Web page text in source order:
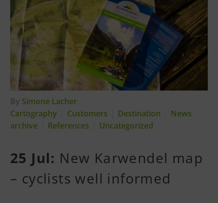
By Simone Lacher
Cartography
Customers Destination
News
archive
References Uncategorized
25 Jul: New Karwendel map
– cyclists well informed